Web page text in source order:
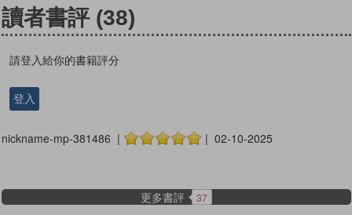
讀者書評 (38)
請登入給你的書籍評分
登入
nickname-mp-381486 | | 02-10-2025
更多書評 37